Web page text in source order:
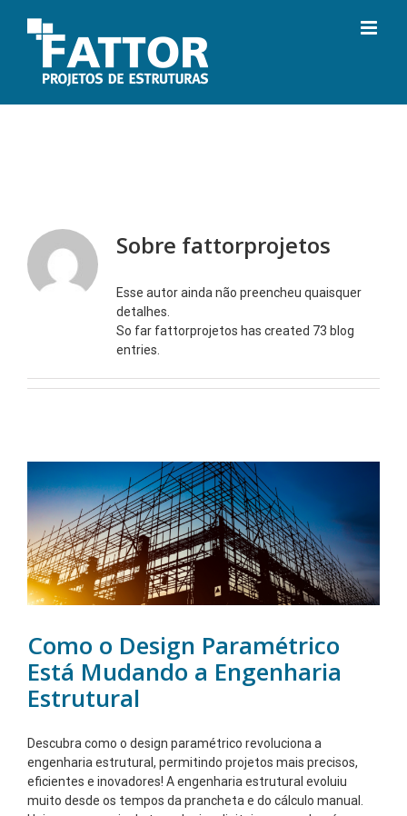
conteúdo
Sobre fattorprojetos
Esse autor ainda não preencheu quaisquer
detalhes.
So far fattorprojetos has created 73 blog
entries.
Como o Design Paramétrico
Está Mudando a Engenharia
Estrutural
Descubra como o design paramétrico revoluciona a
engenharia estrutural, permitindo projetos mais precisos,
eficientes e inovadores! A engenharia estrutural evoluiu
muito desde os tempos da prancheta e do cálculo manual.